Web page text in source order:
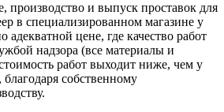
производство и выпуск проставок для
в специализированном магазине у
адекватной цене, где качество работ
надзора (все материалы и
работ выходит ниже, чем у
собственному